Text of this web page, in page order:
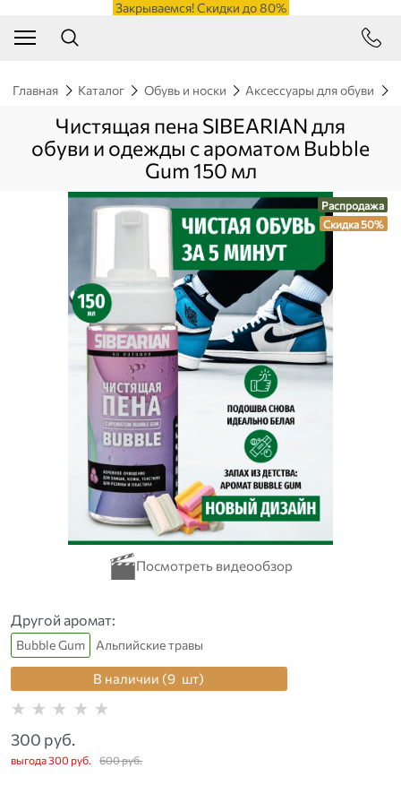
Закрываемся! Скидки до 80%
Главная Каталог Обувь и носки Аксессуары для обуви
Чистящая пена SIBEARIAN для
обуви и одежды с ароматом Bubble
Gum 150 мл
Распродажа
Скидка 50%
Другой аромат:
Bubble Gum Альпийские травы
В наличии (9 шт)
600 руб.
300 руб.
выгода300 руб.